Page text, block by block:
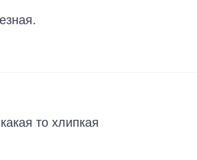
то хлипкая